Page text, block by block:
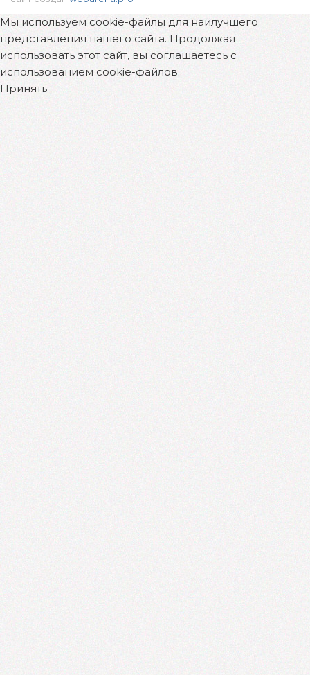
Мы используем cookie-файлы для наилучшего
представления нашего сайта. Продолжая
использовать этот сайт, вы соглашаетесь с
использованием cookie-файлов.
Принять